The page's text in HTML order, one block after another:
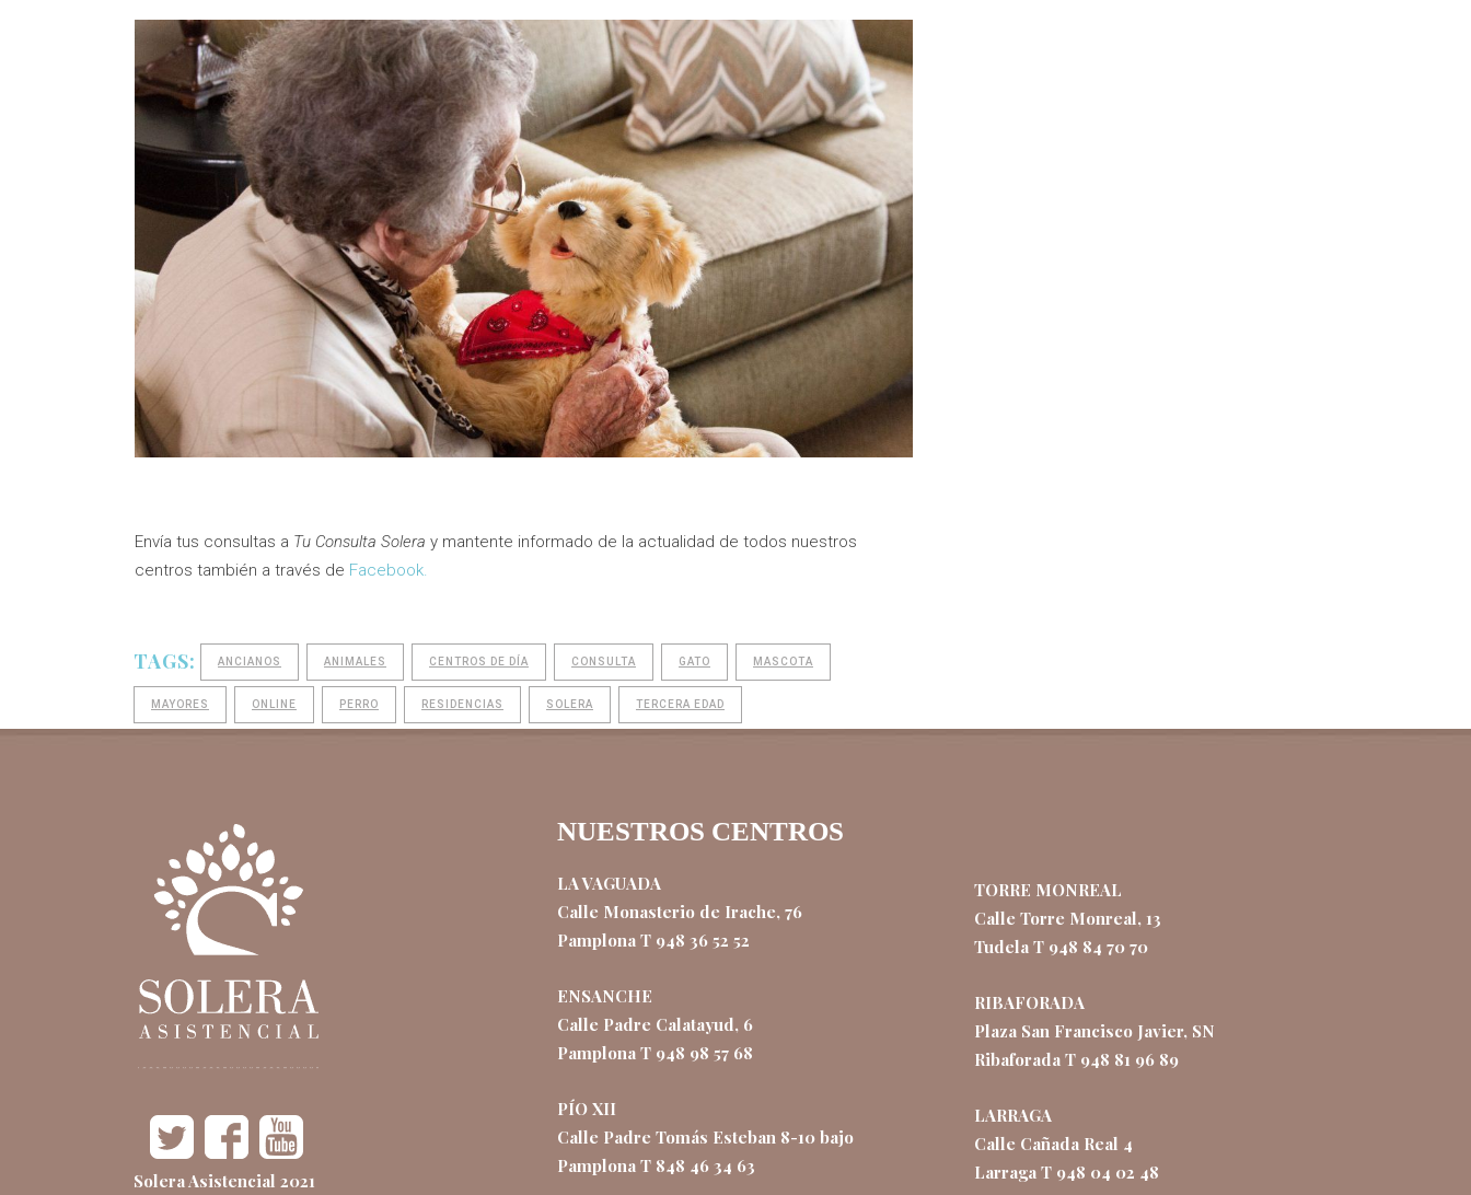
Envía tus consultas a Tu Consulta Solera y mantente informado de la actualidad de todos nuestros
centros también a través de Facebook.
TAGS: ANCIANOS ANIMALES CENTROS DE DÍA CONSULTA GATO MASCOTA
MAYORES ONLINE PERRO RESIDENCIAS SOLERA TERCERA EDAD
Solera Asistencial 2021
NUESTROS CENTROS
LA VAGUADA
Calle Monasterio de Irache, 76
Pamplona T 948 36 52 52
ENSANCHE
Calle Padre Calatayud, 6
Pamplona T 948 98 57 68
PÍO XII
Calle Padre Tomás Esteban 8-10 bajo
Pamplona T 848 46 34 63
TORRE MONREAL
Calle Torre Monreal, 13
Tudela T 948 84 70 70
RIBAFORADA
Plaza San Francisco Javier, SN
Ribaforada T 948 81 96 89
LARRAGA
Calle Cañada Real 4
Larraga T 948 04 02 48